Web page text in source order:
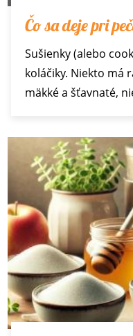
Čo sa deje pri
Sušienky (alebo
koláčiky. Niekto má
mäkké a šťavnaté,